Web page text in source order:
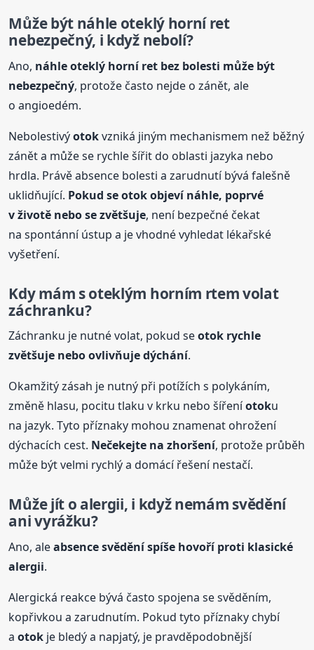
Může být náhle oteklý horní ret
nebezpečný, i když nebolí?
Ano, náhle oteklý horní ret bez bolesti může být
nebezpečný, protože často nejde o zánět, ale
o angioedém.
Nebolestivýotokvzniká jiným mechanismem než běžný
zánět a může se rychle šířit do oblasti jazyka nebo
hrdla. Právě absence bolesti a zarudnutí bývá falešně
uklidňující. Pokud seotokobjeví náhle, poprvé
v životě nebo se zvětšuje, není bezpečné čekat
na spontánní ústup a je vhodné vyhledat lékařské
vyšetření.
Kdy mám s oteklým horním rtem volat
záchranku?
Záchranku je nutné volat, pokud seotok rychle
zvětšuje nebo ovlivňuje dýchání.
Okamžitý zásah je nutný při potížích s polykáním,
změně hlasu, pocitu tlaku v krku nebo šířeníotoku
na jazyk. Tyto příznaky mohou znamenat ohrožení
dýchacích cest. Nečekejte na zhoršení, protože průběh
může být velmi rychlý a domácí řešení nestačí.
Může jít o alergii, i když nemám svědění
ani vyrážku?
Ano, aleabsence svědění spíše hovoří proti klasické
alergii.
Alergická reakce bývá často spojena se svěděním,
kopřivkou a zarudnutím. Pokud tyto příznaky chybí
aotok je bledý a napjatý, je pravděpodobnější